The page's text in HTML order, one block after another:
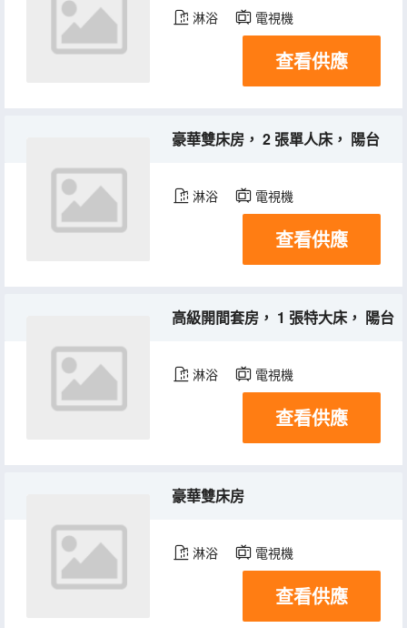
淋浴 電視機
查看供應
豪華雙床房， 2 張單人床， 陽台
淋浴 電視機
查看供應
高級開間套房， 1 張特大床， 陽台
淋浴 電視機
查看供應
豪華雙床房
淋浴 電視機
查看供應